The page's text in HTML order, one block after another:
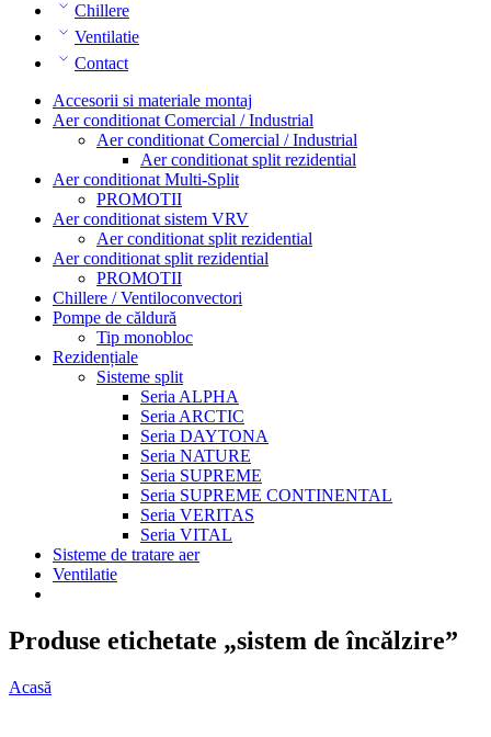
Chillere
Ventilatie
Contact
Accesorii si materiale montaj
Aer conditionat Comercial / Industrial
Aer conditionat Comercial / Industrial
Aer conditionat split rezidential
Aer conditionat Multi-Split
PROMOTII
Aer conditionat sistem VRV
Aer conditionat split rezidential
Aer conditionat split rezidential
PROMOTII
Chillere / Ventiloconvectori
Pompe de căldură
Tip monobloc
Rezidențiale
Sisteme split
Seria ALPHA
Seria ARCTIC
Seria DAYTONA
Seria NATURE
Seria SUPREME
Seria SUPREME CONTINENTAL
Seria VERITAS
Seria VITAL
Sisteme de tratare aer
Ventilatie
Produse etichetate „sistem de încălzire”
Acasă